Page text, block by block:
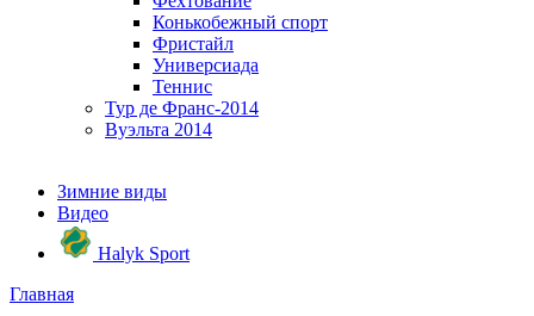
Конькобежный спорт
Фристайл
Универсиада
Теннис
Тур де Франс-2014
Вуэльта 2014
Зимние виды
Видео
Halyk Sport
Главная